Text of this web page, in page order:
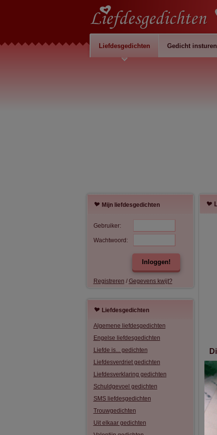
Liefdesgedichten Gedicht insturen
Mijn liefdesgedichten
Gebruiker:
Wachtwoord:
Inloggen!
Registreren / Gegevens kwijt?
Liefdesgedichten
Algemene liefdesgedichten
Engelse liefdesgedichten
Liefde is... gedichten
Liefdesverdriet gedichten
Liefdesverklaring gedichten
Schuldgevoel gedichten
SMS liefdesgedichten
Trouwgedichten
Uit elkaar gedichten
Jij
Ik